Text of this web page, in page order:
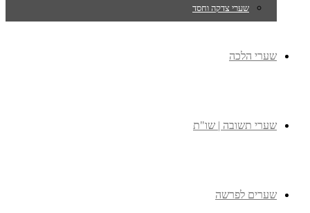
שערי צדקה וחסד
שערי הלכה
שערי תשובה | שו"ת
שערים לפרשה